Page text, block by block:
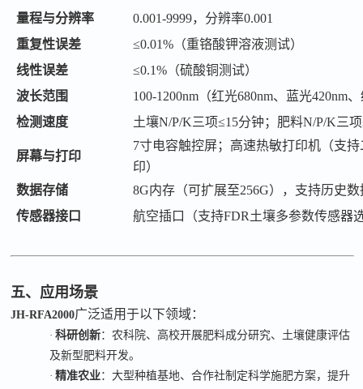
量程与分辨率
0.001-9999，分辨率0.001
重复性误差
≤0.01%（重铬酸钾溶液测试）
线性误差
≤0.1%（硫酸铜测试）
波长范围
100-1200nm（红光680nm、蓝光420nm
检测速度
土壤N/P/K三项≤15分钟；肥料N/P/K三
屏幕与打印
7寸电容触控屏；高速热敏打印机（支
印）
数据存储
8G内存（可扩展至256G），支持历史
传感器接口
航空插口（支持FDR土壤多参数传感器
五、应用场景
JH-RFA2000广泛适用于以下领域：
·科研创新：农科院、高校开展肥料成分研究、土壤健康评估
及新型肥料开发。
·精准农业：大型种植基地、合作社制定科学施肥方案，提升